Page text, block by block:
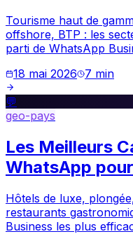
Tourisme haut de
offshore, BTP : les
parti de WhatsApp
18 mai 2026
7 min
💬
geo-pays
Les Meilleurs
WhatsApp
Hôtels de luxe,
restaurants
Business les plus